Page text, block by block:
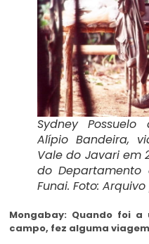
Sydney
Alípio Bandeira,
Vale do Javari em
do Departamento
Funai. Foto:
Mongabay: Quando foi
campo, fez alguma